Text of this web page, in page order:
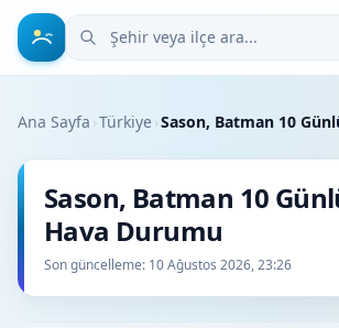
Şehir veya ilçe ara
Ana Sayfa ›Türkiye›Sason, Batman 10
Sason, Batman 10
Hava Durumu
Son güncelleme: 10 Ağustos 2026, 23:26